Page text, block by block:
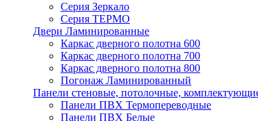
Серия Зеркало
Серия ТЕРМО
Двери Ламинированные
Каркас дверного полотна 600
Каркас дверного полотна 700
Каркас дверного полотна 800
Погонаж Ламинированный
Панели стеновые, потолочные,
Панели ПВХ Термопереводные
Панели ПВХ Белые